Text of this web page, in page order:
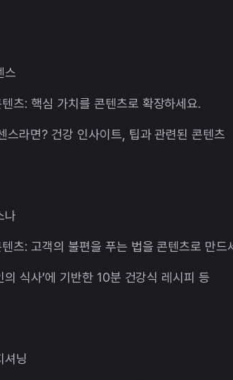
스
츠: 핵심 가치를 콘텐츠로 확장하세요.
스라면? 건강 인사이트, 팁과 관련된 콘텐츠
나
츠: 고객의 불편을 푸는 법을 콘텐츠로 만드
식사’에 기반한 10분 건강식 레시피 등
셔닝